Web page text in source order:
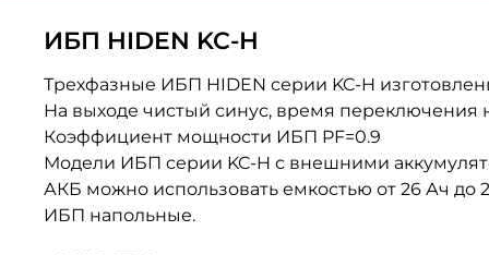
ИБП HIDEN KC-H
Трехфазные ИБП HIDEN серии KC-H
На выходе чистый синус, время переключения
Коэффициент мощности ИБП PF=0.9
Модели ИБП серии KC-H с внешними
АКБ можно использовать емкостью от 26 Ач до
ИБП напольные.